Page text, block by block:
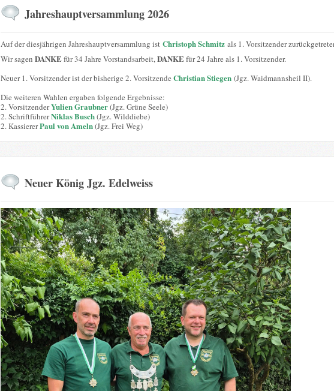
Jahreshauptversammlung 2026
Auf der diesjährigen Jahreshauptversammlung ist Christoph Schmitzals 1. Vorsitzender
Wir sagen DANKEfür 34 Jahre Vorstandsarbeit, DANKEfür 24 Jahre als 1. Vorsitzender.
Neuer 1. Vorsitzender ist der bisherige 2. Vorsitzende Christian Stiegen (Jgz. Waidmannsheil II).
Die weiteren Wahlen ergaben folgende Ergebnisse:
2. VorsitzenderYulien Graubner(Jgz. Grüne Seele)
2. SchriftführerNiklas Busch(Jgz. Wilddiebe)
2. KassiererPaul von Ameln(Jgz. Frei Weg)
Neuer König Jgz. Edelweiss